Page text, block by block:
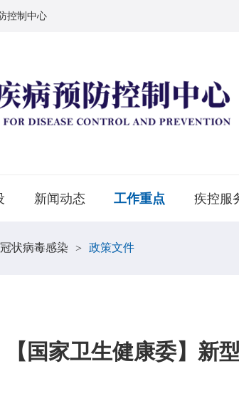
控制中心
新闻动态 工作重点 疾控服
状病毒感染 > 政策文件
【国家卫生健康委】新